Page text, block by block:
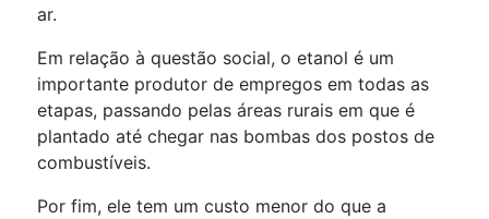
ar.
Em relação à questão social, o etanol é um
importante produtor de empregos em todas as
etapas, passando pelas áreas rurais em que é
plantado até chegar nas bombas dos postos de
combustíveis.
Por fim, ele tem um custo menor do que a